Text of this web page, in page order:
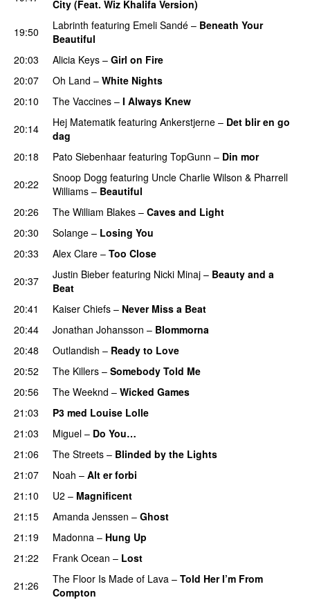
City (Feat. Wiz Khalifa Version)
19:50
Labrinth featuring Emeli Sandé – Beneath Your
Beautiful
20:03
Alicia Keys – Girl on Fire
20:07
Oh Land – White Nights
20:10
The Vaccines – I Always Knew
20:14
Hej Matematik featuring Ankerstjerne – Det blir en go
dag
20:18
Pato Siebenhaar featuring TopGunn – Din mor
20:22
Snoop Dogg featuring Uncle Charlie Wilson & Pharrell
Williams – Beautiful
20:26
The William Blakes – Caves and Light
20:30 Solange – Losing You
20:33
Alex Clare – Too Close
20:37 Justin Bieber featuring Nicki Minaj – Beauty and a
Beat
20:41
Kaiser Chiefs – Never Miss a Beat
20:44
Jonathan Johansson – Blommorna
20:48
Outlandish – Ready to Love
20:52
The Killers – Somebody Told Me
20:56 The Weeknd – Wicked Games
21:03
P3 med Louise Lolle
21:03
Miguel – Do You…
21:06 The Streets – Blinded by the Lights
21:07
Noah – Alt er forbi
21:10
U2 – Magnificent
21:15
Amanda Jenssen – Ghost
21:19
Madonna – Hung Up
21:22
Frank Ocean – Lost
21:26
The Floor Is Made of Lava – Told Her I’m From
Compton